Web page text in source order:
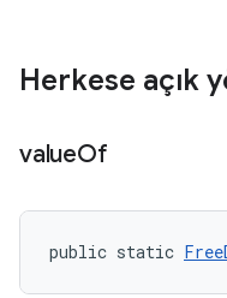
Herkese açık
valueOf
public static